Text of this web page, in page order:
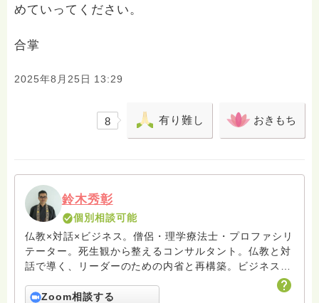
めていってください。
合掌
2025年8月25日 13:29
8 有り難し おきもち
鈴木秀彰
個別相談可能
仏教×対話×ビジネス。僧侶・理学療法士・プロファシリ
テーター。死生観から整えるコンサルタント。仏教と対
話で導く、リーダーのための内省と再構築。ビジネスと
いう営みを通じて、人が本音と出会い、本来の個性で生
きる場をひらいています。 ※お坊さん回答の中に「鈴木
Zoom相談する